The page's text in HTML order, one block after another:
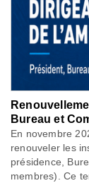
Bureau et
En novembre
renouveler les
présidence,
membres). Ce